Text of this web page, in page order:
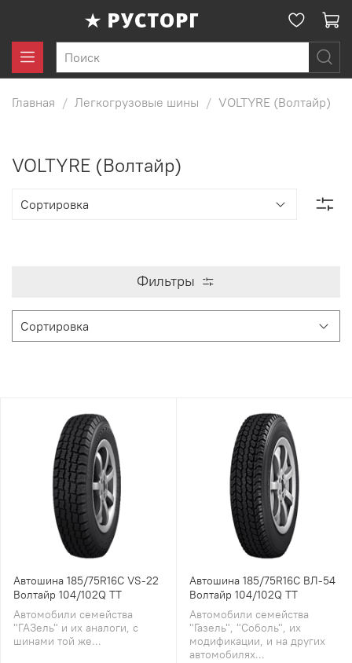
Главная Легкогрузовые шины VOLTYRE (Волтайр)
VOLTYRE (Волтайр)
Фильтры
Автошина 185/75R16C VS-22
Волтайр 104/102Q TT
Автомобили семейства
"ГАЗель" и их аналоги, с
шинами той же...
Автошина 185/75R16C ВЛ-54
Волтайр 104/102Q TT
Автомобили семейства
"Газель", "Соболь", их
модификации, и на других
автомобилях...